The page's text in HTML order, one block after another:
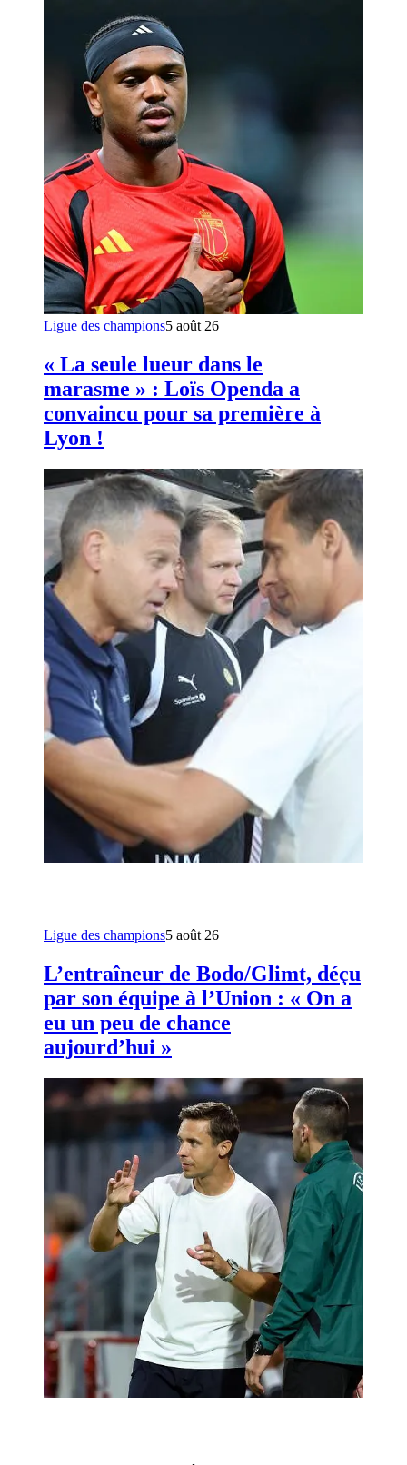
Ligue des champions5 août 26
« La seule lueur dans le
marasme » : Loïs Openda a
convaincu pour sa première à
Lyon !
Ligue des champions5 août 26
L’entraîneur de Bodo/Glimt, déçu
par son équipe à l’Union : « On a
eu un peu de chance
aujourd’hui »